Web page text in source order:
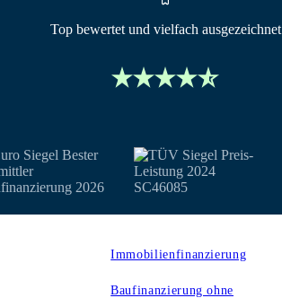
Top bewertet und vielfach ausgezeichnet
Immobilienfinanzierung
Baufinanzierung ohne